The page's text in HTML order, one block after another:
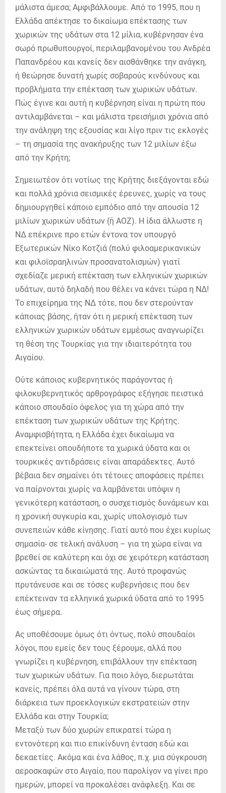
μάλιστα άμεσα; Αμφιβάλλουμε. Από το 1995, που η
Ελλάδα απέκτησε το δικαίωμα επέκτασης των
χωρικών της υδάτων στα 12 μίλια, κυβέρνησαν ένα
σωρό πρωθυπουργοί, περιλαμβανομένου του Ανδρέα
Παπανδρέου και κανείς δεν αισθάνθηκε την ανάγκη,
ή θεώρησε δυνατή χωρίς σοβαρούς κινδύνους και
προβλήματα την επέκταση των χωρικών υδάτων.
Πώς έγινε και αυτή η κυβέρνηση είναι η πρώτη που
αντιλαμβάνεται – και μάλιστα τρεισήμισι χρόνια από
την ανάληψη της εξουσίας και λίγο πριν τις εκλογές
– τη σημασία της ανακήρυξης των 12 μιλίων έξω
από την Κρήτη;
Σημειωτέον ότι νοτίως της Κρήτης διεξάγονται εδώ
και πολλά χρόνια σεισμικές έρευνες, χωρίς να τους
δημιουργηθεί κάποιο εμπόδιο από την απουσία 12
μιλίων χωρικών υδάτων (ή ΑΟΖ). Η ίδια άλλωστε η
ΝΔ επέκρινε προ ετών έντονα τον υπουργό
Εξωτερικών Νίκο Κοτζιά (πολύ φιλοαμερικανικών
και φιλοϊσραηλινών προσανατολισμών) γιατί
σχεδίαζε μερική επέκταση των ελληνικών χωρικών
υδάτων, αυτό δηλαδή που θέλει να κάνει τώρα η ΝΔ!
Το επιχείρημα της ΝΔ τότε, που δεν στερούνταν
κάποιας βάσης, ήταν ότι η μερική επέκταση των
ελληνικών χωρικών υδάτων εμμέσως αναγνωρίζει
τη θέση της Τουρκίας για την ιδιαιτερότητα του
Αιγαίου.
Ούτε κάποιος κυβερνητικός παράγοντας ή
φιλοκυβερνητικός αρθρογράφος εξήγησε πειστικά
κάποιο σπουδαίο όφελος για τη χώρα από την
επέκταση των χωρικών υδάτων της Κρήτης.
Αναμφισβήτητα, η Ελλάδα έχει δικαίωμα να
επεκτείνει οπουδήποτε τα χωρικά ύδατα και οι
τουρκικές αντιδράσεις είναι απαράδεκτες. Αυτό
βέβαια δεν σημαίνει ότι τέτοιες αποφάσεις πρέπει
να παίρνονται χωρίς να λαμβάνεται υπόψιν η
γενικότερη κατάσταση, ο συσχετισμός δυνάμεων και
η χρονική συγκυρία και, χωρίς υπολογισμό των
συνεπειών κάθε κίνησης. Γιατί αυτό που έχει κυρίως
σημασία- σε τελική ανάλυση – για τη χώρα είναι να
βρεθεί σε καλύτερη και όχι σε χειρότερη κατάσταση
ασκώντας τα δικαιώματά της. Αυτό προφανώς
πρυτάνευσε και σε τόσες κυβερνήσεις που δεν
επέκτειναν τα ελληνικά χωρικά ύδατα από το 1995
έως σήμερα.
Ας υποθέσουμε όμως ότι όντως, πολύ σπουδαίοι
λόγοι, που εμείς δεν τους ξέρουμε, αλλά που
γνωρίζει η κυβέρνηση, επιβάλλουν την επέκταση
των χωρικών υδάτων. Για ποιο λόγο, διερωτάται
κανείς, πρέπει όλα αυτά να γίνουν τώρα, στη
διάρκεια των προεκλογικών εκστρατειών στην
Ελλάδα και στην Τουρκία;
Μεταξύ των δύο χωρών επικρατεί τώρα η
εντονότερη και πιο επικίνδυνη ένταση εδώ και
δεκαετίες. Ακόμα και ένα λάθος, π.χ. μια σύγκρουση
αεροσκαφών στο Αιγαίο, που παρολίγον να γίνει προ
ημερών, μπορεί να προκαλέσει ανάφλεξη. Και σε